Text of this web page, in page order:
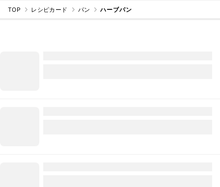
TOP レシピカード パン ハーブパン